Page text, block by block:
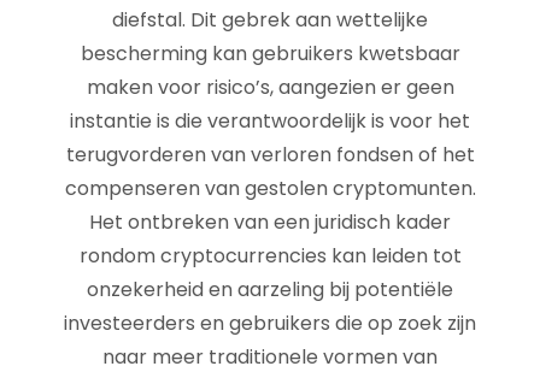
diefstal. Dit gebrek aan wettelijke
bescherming kan gebruikers kwetsbaar
maken voor risico’s, aangezien er geen
instantie is die verantwoordelijk is voor het
terugvorderen van verloren fondsen of het
compenseren van gestolen cryptomunten.
Het ontbreken van een juridisch kader
rondom cryptocurrencies kan leiden tot
onzekerheid en aarzeling bij potentiële
investeerders en gebruikers die op zoek zijn
naar meer traditionele vormen van